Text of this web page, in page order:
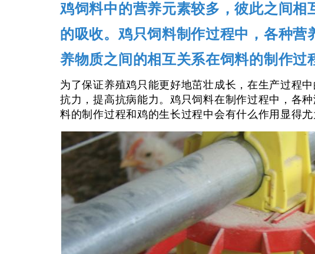
鸡饲料中的营养元素较多，彼此之间
的吸收。鸡只饲料制作过程中，各种
养物质之间的相互关系在饲料的制作
为了保证养殖鸡只能更好地茁壮成长，在生产过程
抗力，提高抗病能力。鸡只饲料在制作过程中，各
料的制作过程和鸡的生长过程中会有什么作用显得尤